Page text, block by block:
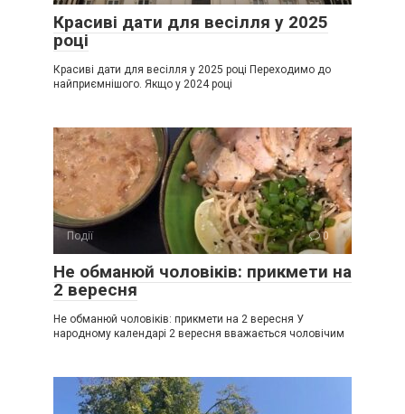
Красиві дати для весілля у 2025
році
Красиві дати для весілля у 2025 році Переходимо до
найприємнішого. Якщо у 2024 році
Події 0
Не обманюй чоловіків: прикмети на
2 вересня
Не обманюй чоловіків: прикмети на 2 вересня У
народному календарі 2 вересня вважається чоловічим